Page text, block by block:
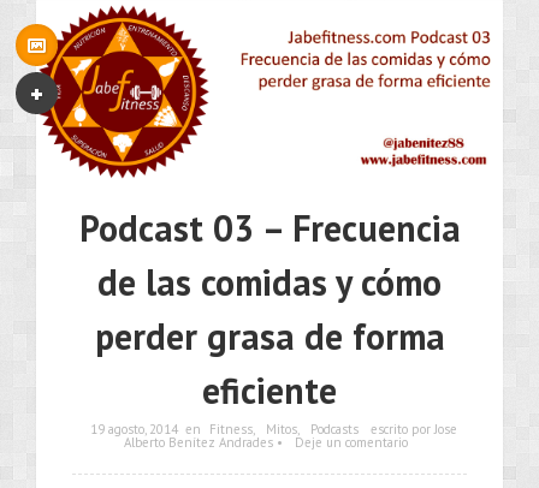
Podcast 03 – Frecuencia
de las comidas y cómo
perder grasa de forma
eficiente
19 agosto, 2014 en Fitness Mitos Podcasts escrito por Jose
Alberto Benítez Andrades • Deje un comentario